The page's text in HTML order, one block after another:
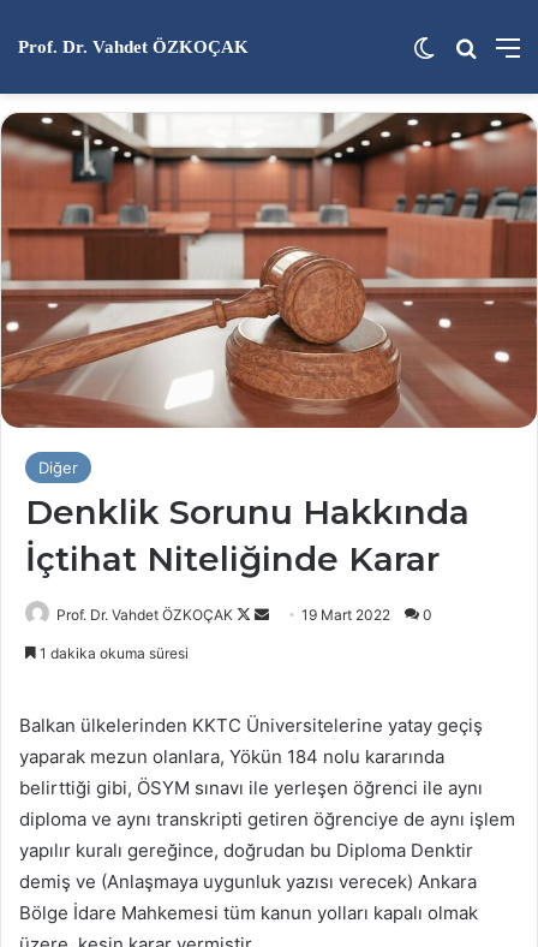
Prof. Dr. Vahdet ÖZKOÇAK Dış
Diğer
Denklik Sorunu Hakkında
İçtihat Niteliğinde Karar
Prof. Dr. Vahdet ÖZKOÇAK
Follow
Bir
19 Mart 2022 0
1 dakika okuma süresi
Balkan ülkelerinden KKTC Üniversitelerine yatay geçiş
yaparak mezun olanlara, Yökün 184 nolu kararında
belirttiği gibi, ÖSYM sınavı ile yerleşen öğrenci ile aynı
diploma ve aynı transkripti getiren öğrenciye de aynı işlem
yapılır kuralı gereğince, doğrudan bu Diploma Denktir
demiş ve (Anlaşmaya uygunluk yazısı verecek) Ankara
Bölge İdare Mahkemesi tüm kanun yolları kapalı olmak